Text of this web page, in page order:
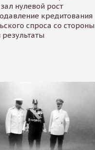
нулевой рост
кредитования
спроса со стороны